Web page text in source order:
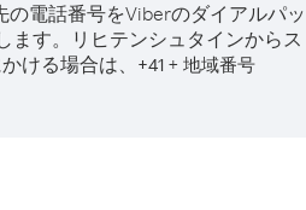
の電話番号をViberのダイアルパッ
ます。
リヒテンシュタインからス
ける場合は、 +41 + 地域番号